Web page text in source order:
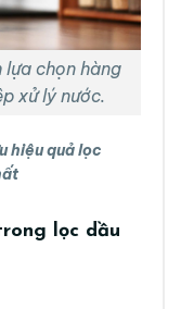
chọn hàng
xử lý nước.
hiệu quả lọc
lọc dầu